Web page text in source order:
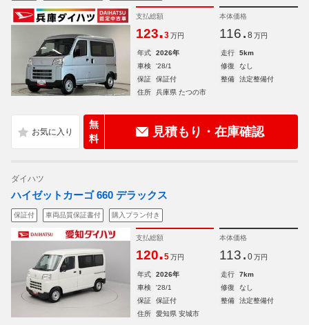
支払総額
123.3 万円
本体価格
116. 8 万円
年式 2026年 走行
5km
車検
'28/1 修復
なし
保証
保証付 整備
法定整備付
住所
兵庫県 たつの市
無
料
見積もり・在庫確認
ダイハツ
ハイゼットカーゴ 660 デラックス
保証付 車両品質保証書付 購入プラン付き
支払総額
120.5 万円
本体価格
113. 0 万円
年式 2026年 走行
7km
車検
'28/1 修復
なし
保証
保証付 整備
法定整備付
住所
愛知県 安城市